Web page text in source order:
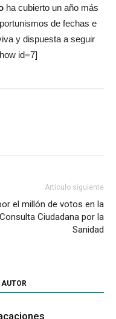
ha cubierto un año más
de fechas e
y dispuesta a seguir
id=7]
Artículo siguiente
el millón de votos en la
Consulta Ciudadana por la
Sanidad
AUTOR